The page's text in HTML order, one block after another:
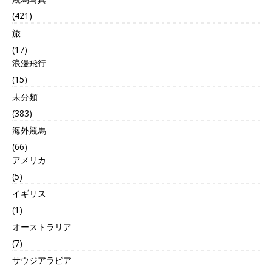
(421)
旅
(17)
浪漫飛行
(15)
未分類
(383)
海外競馬
(66)
アメリカ
(5)
イギリス
(1)
オーストラリア
(7)
サウジアラビア